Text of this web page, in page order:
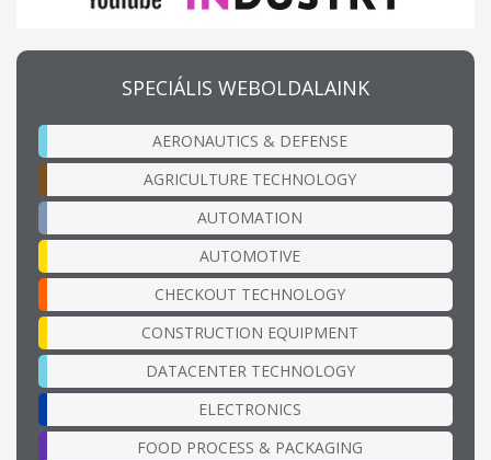
SPECIÁLIS WEBOLDALAINK
AERONAUTICS & DEFENSE
AGRICULTURE TECHNOLOGY
AUTOMATION
AUTOMOTIVE
CHECKOUT TECHNOLOGY
CONSTRUCTION EQUIPMENT
DATACENTER TECHNOLOGY
ELECTRONICS
FOOD PROCESS & PACKAGING